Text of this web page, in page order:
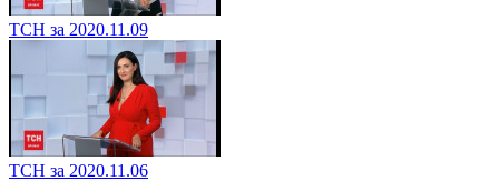
ТСН за 2020.11.09
ТСН за 2020.11.06